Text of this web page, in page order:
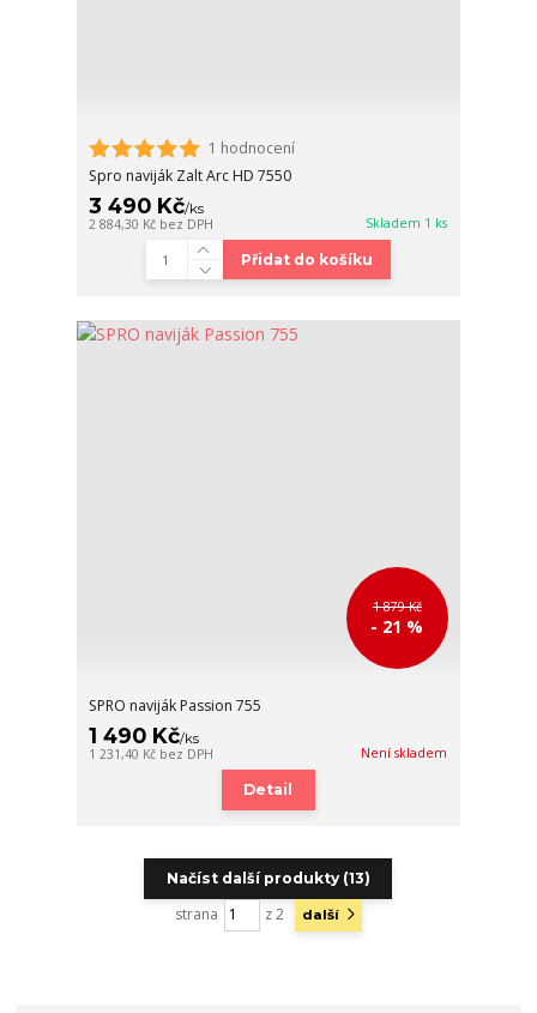
1 hodnocení
Spro naviják Zalt Arc HD 7550
3 490 Kč/ks
2 884,30 Kč bez DPH Skladem 1 ks
Přidat do košíku
1 879 Kč
- 21 %
SPRO naviják Passion 755
1 490 Kč/ks
1 231,40 Kč bez DPH Není skladem
Detail
Načíst další produkty (13)
strana z 2 další